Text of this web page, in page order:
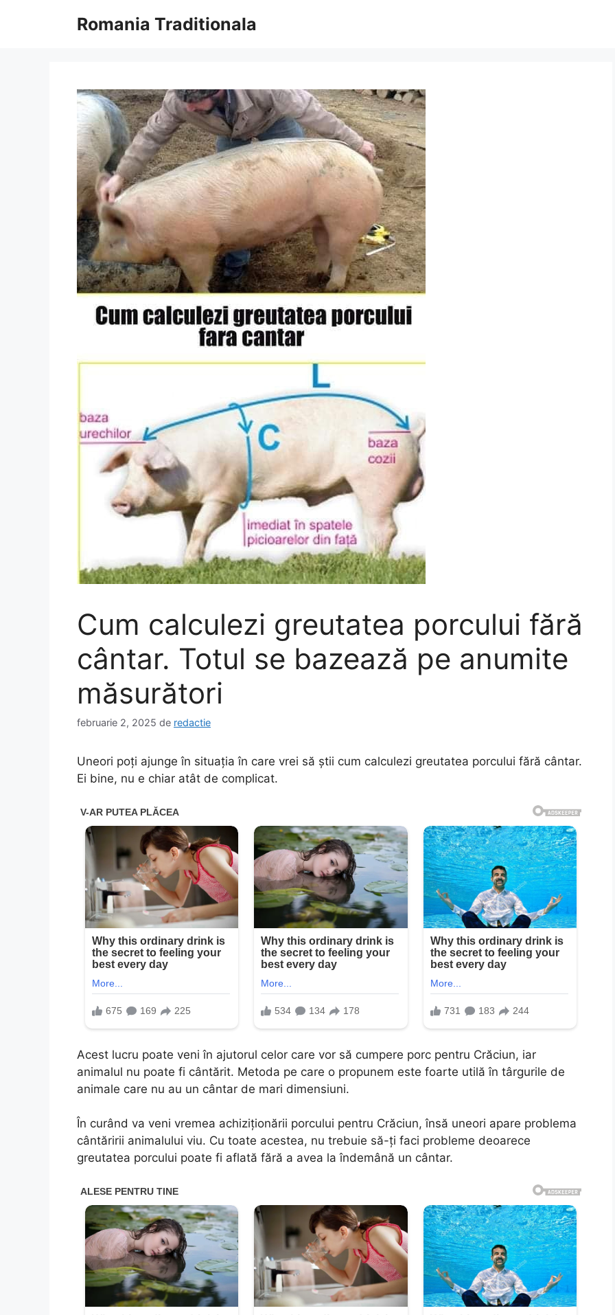
Romania Traditionala
Cum calculezi greutatea porcului fără
cântar. Totul se bazează pe anumite
măsurători
februarie 2, 2025 de redactie
Uneori poți ajunge în situația în care vrei să știi cum calculezi greutatea porcului fără cântar.
Ei bine, nu e chiar atât de complicat.
Acest lucru poate veni în ajutorul celor care vor să cumpere porc pentru Crăciun, iar
animalul nu poate fi cântărit. Metoda pe care o propunem este foarte utilă în târgurile de
animale care nu au un cântar de mari dimensiuni.
În curând va veni vremea achiziționării porcului pentru Crăciun, însă uneori apare problema
cântăririi animalului viu. Cu toate acestea, nu trebuie să-ți faci probleme deoarece
greutatea porcului poate fi aflată fără a avea la îndemână un cântar.